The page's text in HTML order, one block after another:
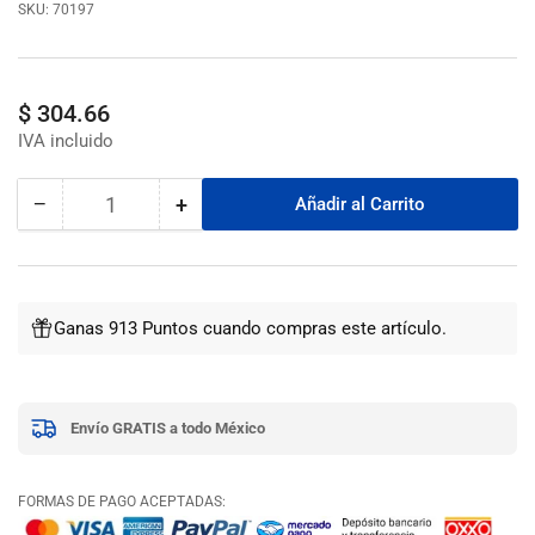
SKU: 70197
Precio
regular
$ 304.66
− Reducir
para
Sobreponer
Trad.Der
Negro
Fanal
Cantidad +Aumentar
para
Sobreponer
Trad.Der
Negro
Fanal
Añadir al Carrito
Ganas 913 Puntos cuando compras este artículo.
Envío GRATIS a todo México
FORMAS DE PAGO ACEPTADAS: